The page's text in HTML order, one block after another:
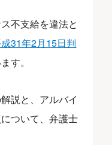
不支給を違法と
31年2月15日判
す。
説と、アルバイ
ついて、弁護士